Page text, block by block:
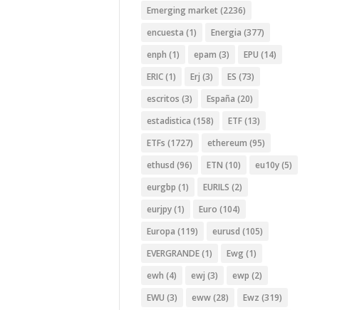
Emerging market (2236)
encuesta (1) Energia (377)
enph (1) epam (3) EPU (14)
ERIC(1) Erj (3) ES (73)
escritos (3) España (20)
estadistica (158) ETF(13)
ETFs (1727) ethereum (95)
ethusd (96) ETN (10) eu10y(5)
eurgbp (1) EURILS (2)
eurjpy(1) Euro (104)
Europa (119) eurusd (105)
EVERGRANDE(1) Ewg (1)
ewh (4) ewj (3) ewp (2)
EWU (3) eww(28) Ewz (319)